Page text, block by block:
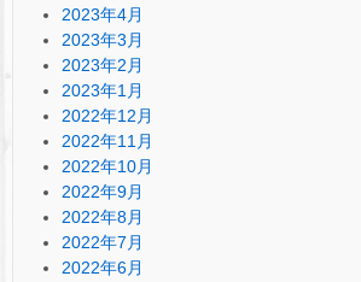
2023年4月
2023年3月
2023年2月
2023年1月
2022年12月
2022年11月
2022年10月
2022年9月
2022年8月
2022年7月
2022年6月